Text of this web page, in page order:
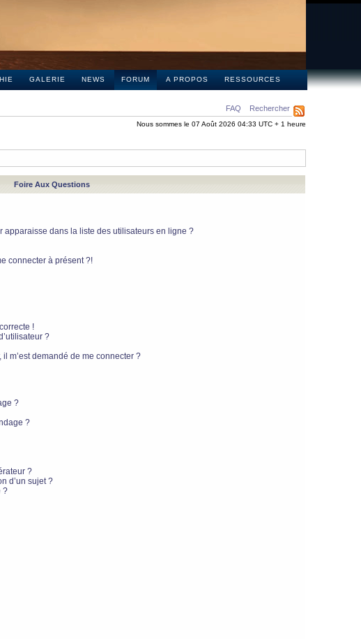
GALERIE NEWS FORUM A PROPOS RESSOURCES
FAQ Rechercher
Nous sommes le 07 Août 2026 04:33 UTC + 1 heure
Foire Aux Questions
apparaisse dans la liste des utilisateurs en ligne ?
connecter à présent ?!
!
?
m’est demandé de me connecter ?
?
?
?
d’un sujet ?
?